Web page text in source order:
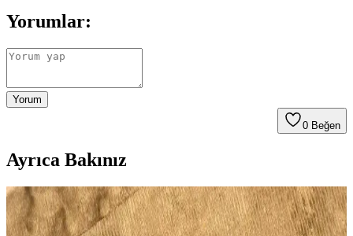
Yorumlar:
Yorum
0 Beğen
Ayrıca Bakınız
Unbranded UB701 Raw Selvedge Denim: Geniş
Paça Kesim, Konfor ve Bakım Rehberi